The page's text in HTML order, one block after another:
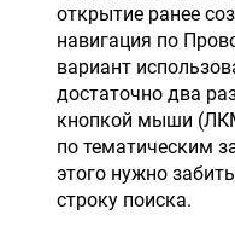
открытие ранее
навигация по
вариант
достаточно два
кнопкой мыши
по тематическим
этого нужно
строку поиска.